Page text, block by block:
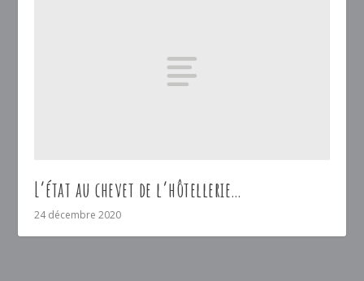
L’état au chevet de l’hôtellerie…
24 décembre 2020